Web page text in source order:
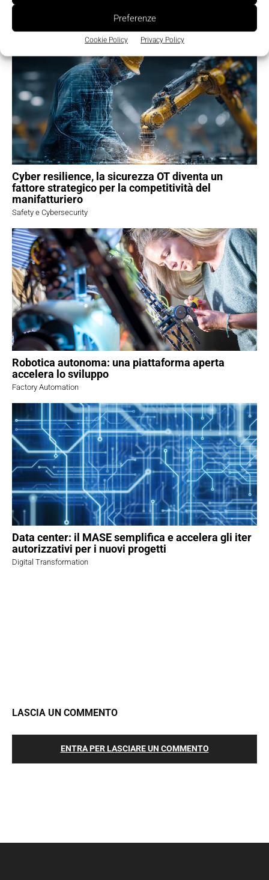
Preferenze
Cookie Policy Privacy Policy
TI POTREBBERO INTERESSARE ⇢
Cyber resilience, la sicurezza OT diventa un
fattore strategico per la competitività del
manifatturiero
Safety e Cybersecurity
Robotica autonoma: una piattaforma aperta
accelera lo sviluppo
Factory Automation
Data center: il MASE semplifica e accelera gli iter
autorizzativi per i nuovi progetti
Digital Transformation
LASCIA UN COMMENTO
ENTRA PER LASCIARE UN COMMENTO